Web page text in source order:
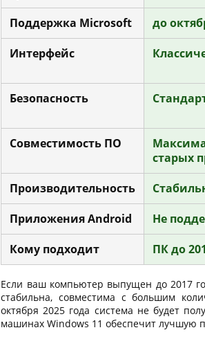
Поддержка Microsoft до
Интерфейс
Безопасность
Совместимость ПО
старых
Производительность
Приложения Android
Не
Кому подходит
ПК до
Если ваш компьютер выпущен до 2017
стабильна, совместима с большим
октября 2025 года система не будет
машинах Windows 11 обеспечит лучшую